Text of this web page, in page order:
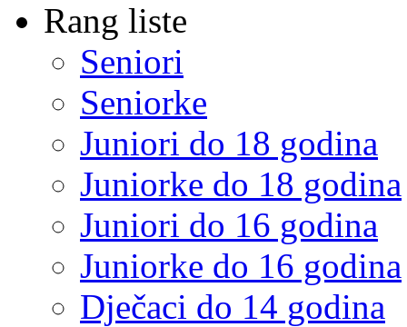
Rang liste
Seniori
Seniorke
Juniori do 18 godina
Juniorke do 18 godina
Juniori do 16 godina
Juniorke do 16 godina
Dječaci do 14 godina